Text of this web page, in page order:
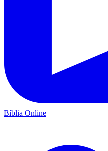
Bíblia Online